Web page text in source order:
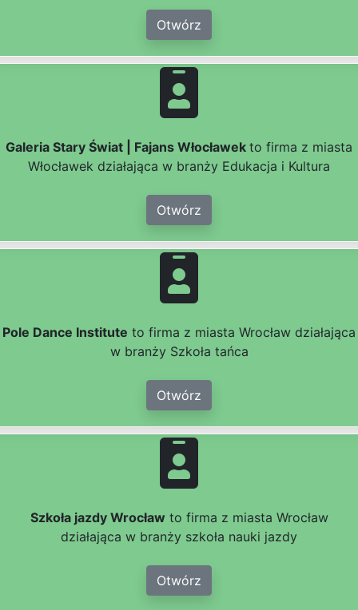
Otwórz
Galeria Stary Świat | Fajans Włocławek to firma z miasta
Włocławek działająca w branży Edukacja i Kultura
Otwórz
Pole Dance Institute to firma z miasta Wrocław działająca
w branży Szkoła tańca
Otwórz
Szkoła jazdy Wrocław to firma z miasta Wrocław
działająca w branży szkoła nauki jazdy
Otwórz